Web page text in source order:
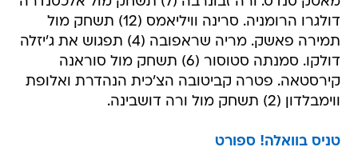
דולגרו הרומניה. סרינה וויליאמס (12) תשחק מול
תמירה פאשק. מריה שראפובה (4) תפגוש את ג'יזלה
דולקו. סמנתה סטוסור (6) תשחק מול סוראנה
קירסטאה. פטרה קביטובה הצ'כית הנהדרת ואלופת
ווימבלדון (2) תשחק מול ורה דושבינה.
טניס בוואלה! ספורט